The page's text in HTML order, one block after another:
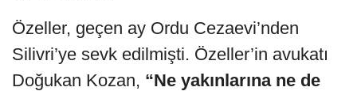
Özeller, geçen ay Ordu Cezaevi’nden
Silivri’ye sevk edilmişti. Özeller’in avukatı
Doğukan Kozan, “Ne yakınlarına ne de